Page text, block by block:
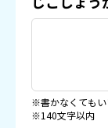
※書かなくてもい
※140文字以内